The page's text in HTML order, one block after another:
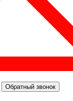
Обратный звонок